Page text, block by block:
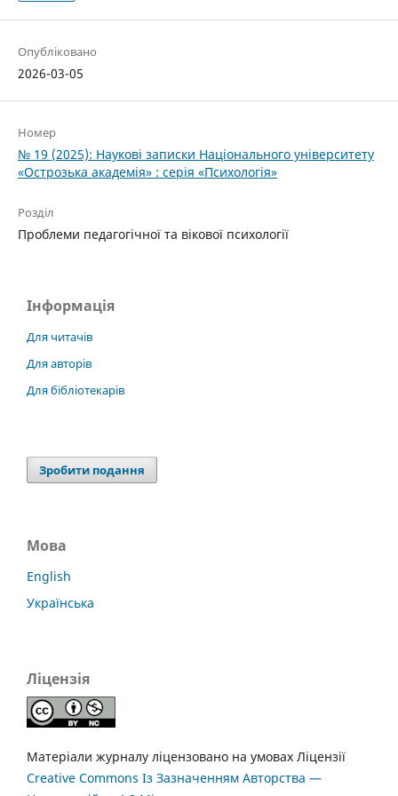
Опубліковано
2026-03-05
Номер
№ 19 (2025): Наукові записки Національного університету
«Острозька академія» : серія «Психологія»
Розділ
Проблеми педагогічної та вікової психології
Інформація
Для читачів
Для авторів
Для бібліотекарів
Зробити подання
Мова
English
Українська
Ліцензія
Матеріали журналу ліцензовано на умовах Ліцензії
Creative Commons Із Зазначенням Авторства —